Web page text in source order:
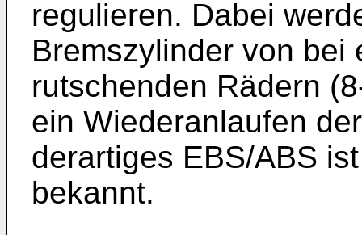
regulieren. Dabei
Bremszylinder von bei
rutschenden Rädern
ein Wiederanlaufen
derartiges EBS/ABS
bekannt.